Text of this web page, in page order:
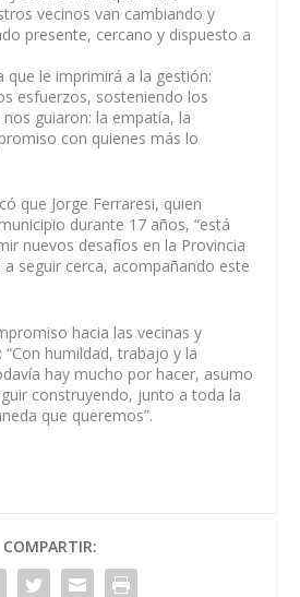
vecinos van cambiando y
presente, cercano y dispuesto a
que le imprimirá a la gestión:
esfuerzos, sosteniendo los
guiaron: la empatía, la
con quienes más lo
que Jorge Ferraresi, quien
durante 17 años, “está
nuevos desafíos en la Provincia
seguir cerca, acompañando este
hacia las vecinas y
“Con humildad, trabajo y la
hay mucho por hacer, asumo
construyendo, junto a toda la
que queremos”.
COMPARTIR: